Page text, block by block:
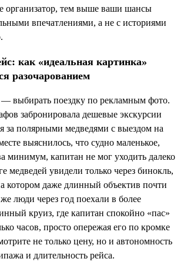
организатор, тем выше ваши шансы
впечатлениями, а не с историями
как «идеальная картинка»
разочарованием
— выбирать поездку по рекламным фото.
забронировала дешевые экскурсии
за полярными медведями с выездом на
выяснилось, что судно маленькое,
минимум, капитан не мог уходить далеко
медведей увидели только через бинокль,
котором даже длинный объектив почти
люди через год поехали в более
круиз, где капитан спокойно «пас»
часов, просто опережая его по кромке
не только цену, но и автономность
и длительность рейса.